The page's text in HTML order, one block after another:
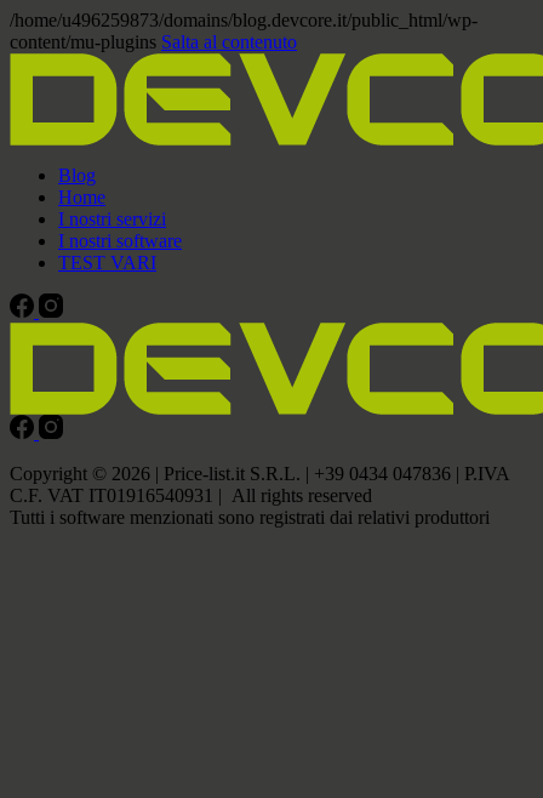
/home/u496259873/domains/blog.devcore.it/public_html/wp-
content/mu-plugins Salta al contenuto
Blog
Home
I nostri servizi
I nostri software
TEST VARI
Copyright © 2026 | Price-list.it S.R.L. | +39 0434 047836 | P.IVA
C.F. VAT IT01916540931 | All rights reserved
Tutti i software menzionati sono registrati dai relativi produttori